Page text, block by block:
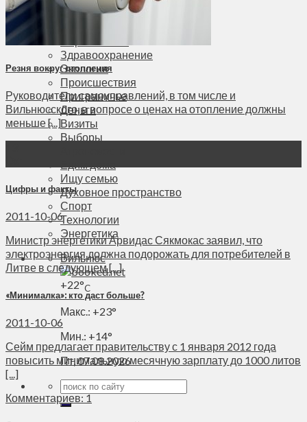
ЛК рекомендует
Здравоохранение
Экология
Происшествия
Приграничье
Деньги
Визиты
Выборы
Едим дома
Ищу семью
Духовное пространство
Спорт
Технологии
Энергетика
Вильнюс
+22°C
Макс.: +23°
Мин.: +14°
Пт, 07.08.2026
Резня вокруг отопления
Руководители самоуправлений, в том числе и
Вильнюсского, в вопросе о ценах на отопление должны
меньше [...]
Цифры и факты
2011-10-06
Министр энергетики Арвидас Сякмокас заявил, что
электроэнергия должна подорожать для потребителей в
Литве в следующем [...]
«Минималка»: кто даст больше?
2011-10-06
Сейм предлагает правительству с 1 января 2012 года
повысить минимальную месячную зарплату до 1000 литов
[...]
Комментариев: 1